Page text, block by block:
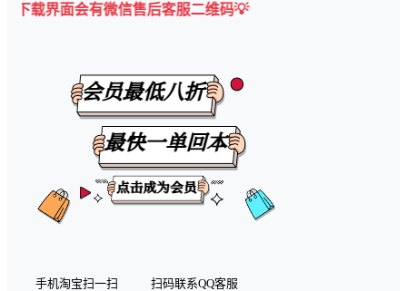
有微信售后客服二维码💡
手机淘宝扫一扫 扫码联系QQ客服